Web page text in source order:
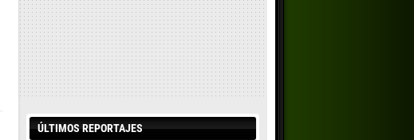
ÚLTIMOS REPORTAJES